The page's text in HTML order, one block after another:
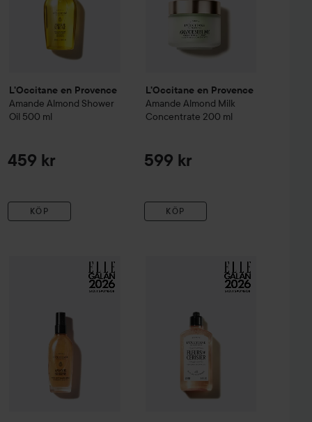
L'Occitane en Provence
Amande Almond Shower
Oil 500 ml
459 kr
KÖP
L'Occitane en Provence
Amande Almond Milk
Concentrate 200 ml
599 kr
KÖP
Almond Milk Veil240 ml
L'Occitane en Provence Almond Shimmering Body Oil
L'Occitane en Provence